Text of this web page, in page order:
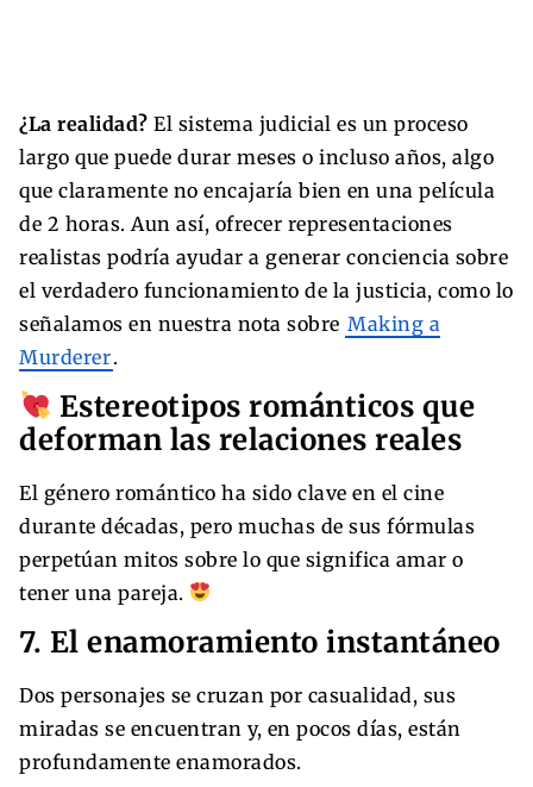
¿La realidad? El sistema judicial es un proceso
largo que puede durar meses o incluso años, algo
que claramente no encajaría bien en una película
de 2 horas. Aun así, ofrecer representaciones
realistas podría ayudar a generar conciencia sobre
el verdadero funcionamiento de la justicia, como lo
señalamos en nuestra nota sobre Making a
Murderer.
Estereotipos románticos que
deforman las relaciones reales
El género romántico ha sido clave en el cine
durante décadas, pero muchas de sus fórmulas
perpetúan mitos sobre lo que significa amar o
tener una pareja.
7. El enamoramiento instantáneo
Dos personajes se cruzan por casualidad, sus
miradas se encuentran y, en pocos días, están
profundamente enamorados.